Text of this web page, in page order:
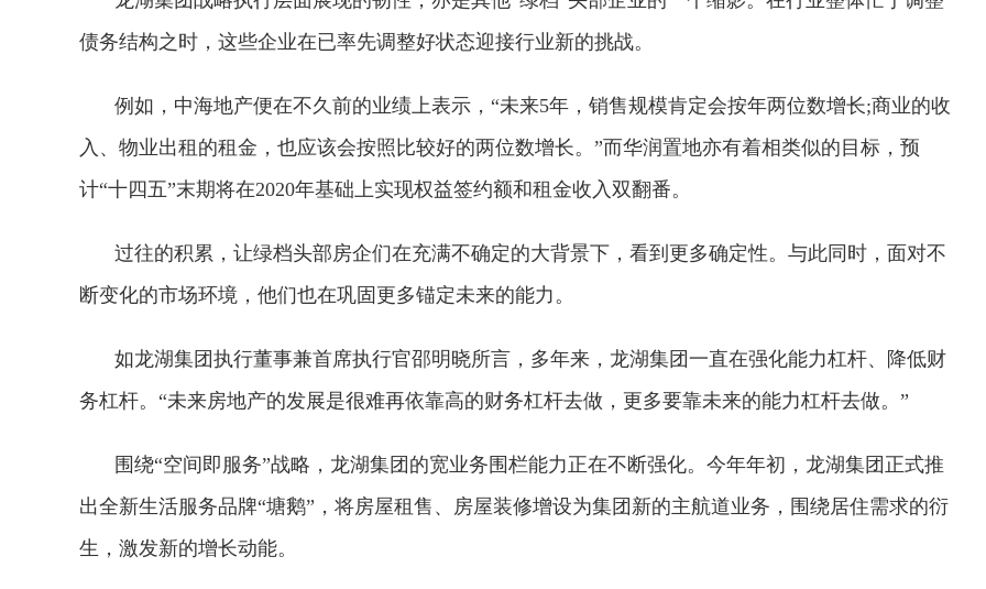
债务结构之时，这些企业在已率先调整好状态迎接行业新的挑战。
例如，中海地产便在不久前的业绩上表示，“未来5年，销售规模肯定会按年两位数增长;商业的收
入、物业出租的租金，也应该会按照比较好的两位数增长。”而华润置地亦有着相类似的目标，预
计“十四五”末期将在2020年基础上实现权益签约额和租金收入双翻番。
过往的积累，让绿档头部房企们在充满不确定的大背景下，看到更多确定性。与此同时，面对不
断变化的市场环境，他们也在巩固更多锚定未来的能力。
如龙湖集团执行董事兼首席执行官邵明晓所言，多年来，龙湖集团一直在强化能力杠杆、降低财
务杠杆。“未来房地产的发展是很难再依靠高的财务杠杆去做，更多要靠未来的能力杠杆去做。”
围绕“空间即服务”战略，龙湖集团的宽业务围栏能力正在不断强化。今年年初，龙湖集团正式推
出全新生活服务品牌“塘鹅”，将房屋租售、房屋装修增设为集团新的主航道业务，围绕居住需求的衍
生，激发新的增长动能。